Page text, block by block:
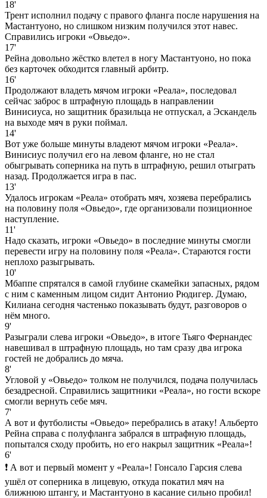
18'
Трент исполнил подачу с правого фланга после нарушения на
Мастантуоно, но слишком низким получился этот навес.
Справились игроки «Овьедо».
17'
Рейна довольно жёстко влетел в ногу Мастантуоно, но пока
без карточек обходится главный арбитр.
16'
Продолжают владеть мячом игроки «Реала», последовал
сейчас заброс в штрафную площадь в направлении
Винисиуса, но защитник бразильца не отпускал, а Эскандель
на выходе мяч в руки поймал.
14'
Вот уже больше минуты владеют мячом игроки «Реала».
Винисиус получил его на левом фланге, но не стал
обыгрывать соперника на путь в штрафную, решил отыграть
назад. Продолжается игра в пас.
13'
Удалось игрокам «Реала» отобрать мяч, хозяева перебрались
на половину поля «Овьедо», где организовали позиционное
наступление.
11'
Надо сказать, игроки «Овьедо» в последние минуты смогли
перевести игру на половину поля «Реала». Стараются гости
неплохо разыгрывать.
10'
Мбаппе спрятался в самой глубине скамейки запасных, рядом
с ним с каменным лицом сидит Антонио Рюдигер. Думаю,
Килиана сегодня частенько показывать будут, разговоров о
нём много.
9'
Разыграли слева игроки «Овьедо», в итоге Тьяго Фернандес
навешивал в штрафную площадь, но там сразу два игрока
гостей не добрались до мяча.
8'
Угловой у «Овьедо» толком не получился, подача получилась
безадресной. Справились защитники «Реала», но гости вскоре
смогли вернуть себе мяч.
7'
А вот и футболисты «Овьедо» перебрались в атаку! Альберто
Рейна справа с полуфланга забрался в штрафную площадь,
попытался сходу пробить, но его накрыл защитник «Реала»!
6'
❗ А вот и первый момент у «Реала»! Гонсало Гарсия слева
ушёл от соперника в лицевую, откуда покатил мяч на
ближнюю штангу, и Мастантуоно в касание сильно пробил!